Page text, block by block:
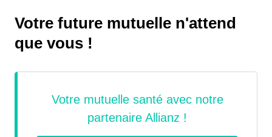
Votre future mutuelle n'attend
que vous !